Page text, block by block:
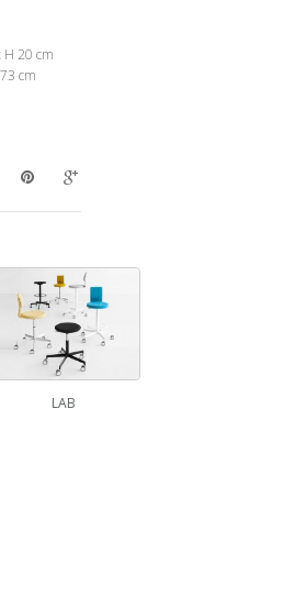
H 20 cm
cm
LAB